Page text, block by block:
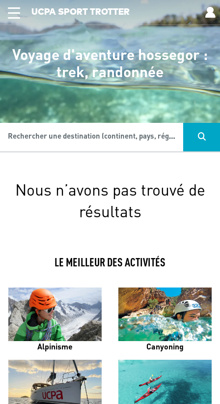
UCPA SPORT TROTTER
Voyage d'aventure hossegor :
trek, randonnée
Rechercher une destination (continent, pays, région...), une activité...
Nous n’avons pas trouvé de
résultats
LE MEILLEUR DES ACTIVITÉS
Alpinisme Canyoning